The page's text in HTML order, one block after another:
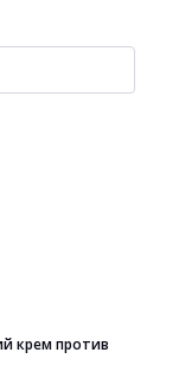
крем против